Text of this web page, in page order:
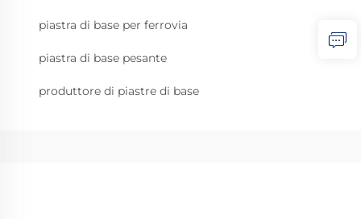
piastra di base per ferrovia
piastra di base pesante
produttore di piastre di base